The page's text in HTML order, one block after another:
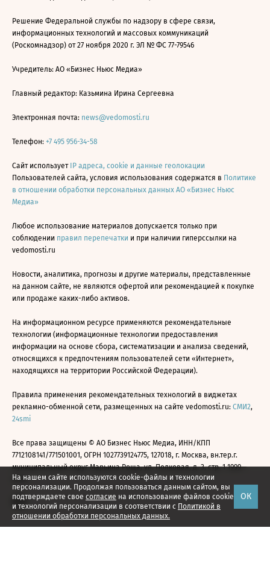
На нашем сайте используются cookie-файлы и технологии
персонализации. Продолжая пользоваться данным сайтом, вы
подтверждаете свое согласие на использование файлов cookie
и технологий персонализации в соответствии с Политикой в
отношении обработки персональных данных.
ОК
Решение Федеральной службы по надзору в сфере связи,
информационных технологий и массовых коммуникаций
(Роскомнадзор) от 27 ноября 2020 г. ЭЛ № ФС 77-79546
Учредитель: АО «Бизнес Ньюс Медиа»
Главный редактор: Казьмина Ирина Сергеевна
Электронная почта: news@vedomosti.ru
Телефон: +7 495 956-34-58
Сайт использует IP адреса, cookie и данные геолокации
Пользователей сайта, условия использования содержатся в Политике
в отношении обработки персональных данных АО «Бизнес Ньюс
Медиа»
Любое использование материалов допускается только при
соблюдении правил перепечатки и при наличии гиперссылки на
vedomosti.ru
Новости, аналитика, прогнозы и другие материалы, представленные
на данном сайте, не являются офертой или рекомендацией к покупке
или продаже каких-либо активов.
На информационном ресурсе применяются рекомендательные
технологии (информационные технологии предоставления
информации на основе сбора, систематизации и анализа сведений,
относящихся к предпочтениям пользователей сети «Интернет»,
находящихся на территории Российской Федерации).
Правила применения рекомендательных технологий в виджетах
рекламно-обменной сети, размещенных на сайте vedomosti.ru: СМИ2,
24smi
Все права защищены © АО Бизнес Ньюс Медиа, ИНН/КПП
7712108141/771501001, ОГРН 1027739124775, 127018, г. Москва, вн.тер.г.
муниципальный округ Марьина Роща, ул. Полковая, д. 3, стр. 1 1999—
2026